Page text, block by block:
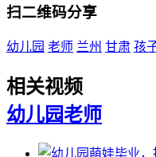
扫二维码分享
幼儿园 老师 兰州 甘肃 孩
相关视频
幼儿园老师